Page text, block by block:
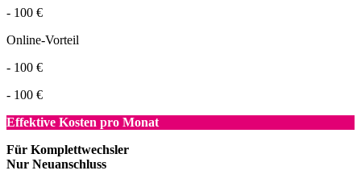
- 100 €
Online-Vorteil
- 100 €
- 100 €
Effektive Kosten pro Monat
Für Komplettwechsler
Nur Neuanschluss